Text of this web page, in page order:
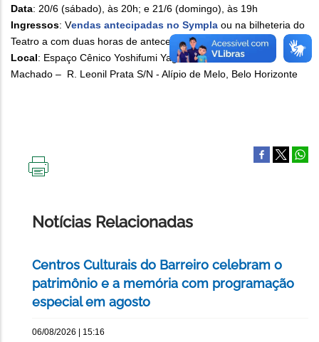
Data: 20/6 (sábado), às 20h; e 21/6 (domingo), às 19h
Ingressos: Vendas antecipadas no Sympla ou na bilheteria do
Teatro a com duas horas de antecedência.
Local: Espaço Cênico Yoshifumi Yagi/Teatro Raul Belém
Machado – R. Leonil Prata S/N - Alípio de Melo, Belo Horizonte
Notícias Relacionadas
Centros Culturais do Barreiro celebram o
patrimônio e a memória com programação
especial em agosto
06/08/2026 | 15:16